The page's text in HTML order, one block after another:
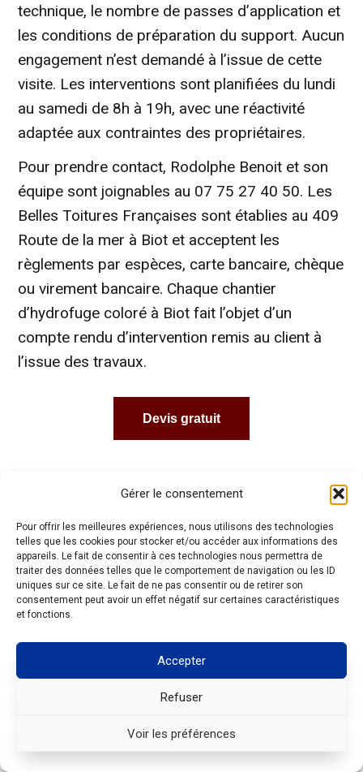
Gérer le consentement
Pour offrir les meilleures expériences, nous utilisons des technologies
telles que les cookies pour stocker et/ou accéder aux informations des
appareils. Le fait de consentir à ces technologies nous permettra de
traiter des données telles que le comportement de navigation ou les ID
uniques sur ce site. Le fait de ne pas consentir ou de retirer son
consentement peut avoir un effet négatif sur certaines caractéristiques
et fonctions.
Accepter
Refuser
Voir les préférences
technique, le nombre de passes d’application et
les conditions de préparation du support. Aucun
engagement n’est demandé à l’issue de cette
visite. Les interventions sont planifiées du lundi
au samedi de 8h à 19h, avec une réactivité
adaptée aux contraintes des propriétaires.
Pour prendre contact, Rodolphe Benoit et son
équipe sont joignables au 07 75 27 40 50. Les
Belles Toitures Françaises sont établies au 409
Route de la mer à Biot et acceptent les
règlements par espèces, carte bancaire, chèque
ou virement bancaire. Chaque chantier
d’hydrofuge coloré à Biot fait l’objet d’un
compte rendu d’intervention remis au client à
l’issue des travaux.
Devis gratuit
Votre devis
gratuit en un clic